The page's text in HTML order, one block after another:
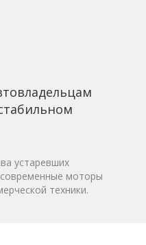
устаревших
современные моторы
техники.